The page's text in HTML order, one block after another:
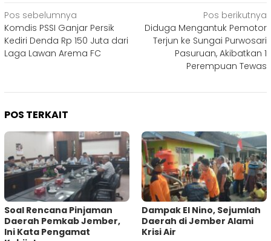
Navigasi
pos
Pos sebelumnya
Komdis PSSI Ganjar Persik
Kediri Denda Rp 150 Juta dari
Laga Lawan Arema FC
Pos berikutnya
Diduga Mengantuk Pemotor
Terjun ke Sungai Purwosari
Pasuruan, Akibatkan 1
Perempuan Tewas
POS TERKAIT
‎Soal Rencana Pinjaman
Daerah Pemkab Jember,
Ini Kata Pengamat
Dampak El Nino, Sejumlah
Daerah di Jember Alami
Krisi Air